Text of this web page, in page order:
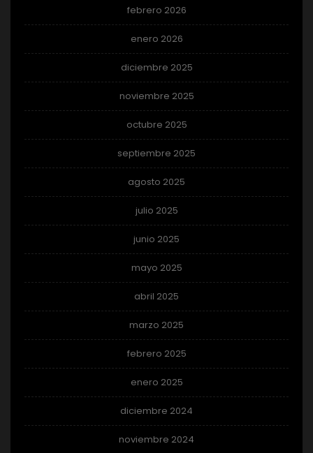
febrero 2026
enero 2026
diciembre 2025
noviembre 2025
octubre 2025
septiembre 2025
agosto 2025
julio 2025
junio 2025
mayo 2025
abril 2025
marzo 2025
febrero 2025
enero 2025
diciembre 2024
noviembre 2024